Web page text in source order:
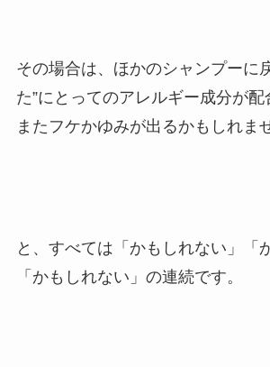
その場合は、ほかのシャンプーに
た”にとってのアレルギー成分が
またフケかゆみが出るかもしれま
と、すべては「かもしれない」「
「かもしれない」の連続です。